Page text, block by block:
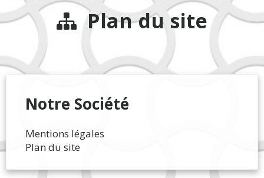
Plan du site
Notre Société
Mentions légales
Plan du site